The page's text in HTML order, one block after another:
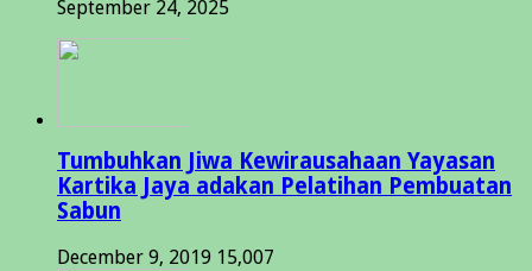
September 24, 2025
Tumbuhkan Jiwa Kewirausahaan Yayasan
Kartika Jaya adakan Pelatihan Pembuatan
Sabun
December 9, 2019 15,007